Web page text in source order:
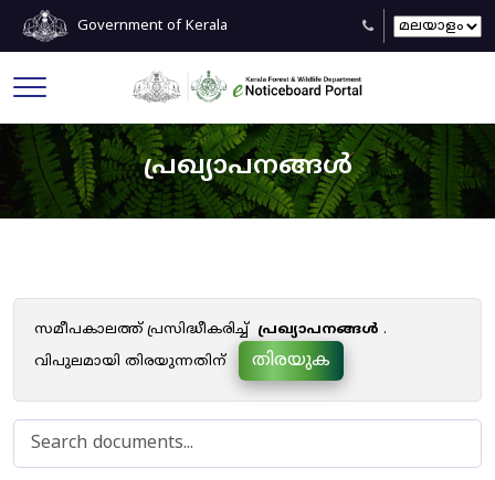
Government of Kerala
പ്രഖ്യാപനങ്ങൾ
സമീപകാലത്ത് പ്രസിദ്ധീകരിച്ച് പ്രഖ്യാപനങ്ങൾ .
വിപുലമായി തിരയുന്നതിന്
തിരയുക